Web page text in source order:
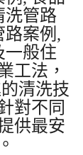
洗管路
路案例,
一般住
工法，
清洗技
對不同
供最安